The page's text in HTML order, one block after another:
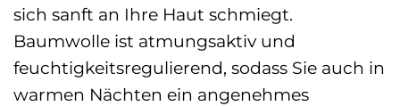
sich sanft an Ihre Haut schmiegt.
Baumwolle ist atmungsaktiv und
feuchtigkeitsregulierend, sodass Sie auch in
warmen Nächten ein angenehmes